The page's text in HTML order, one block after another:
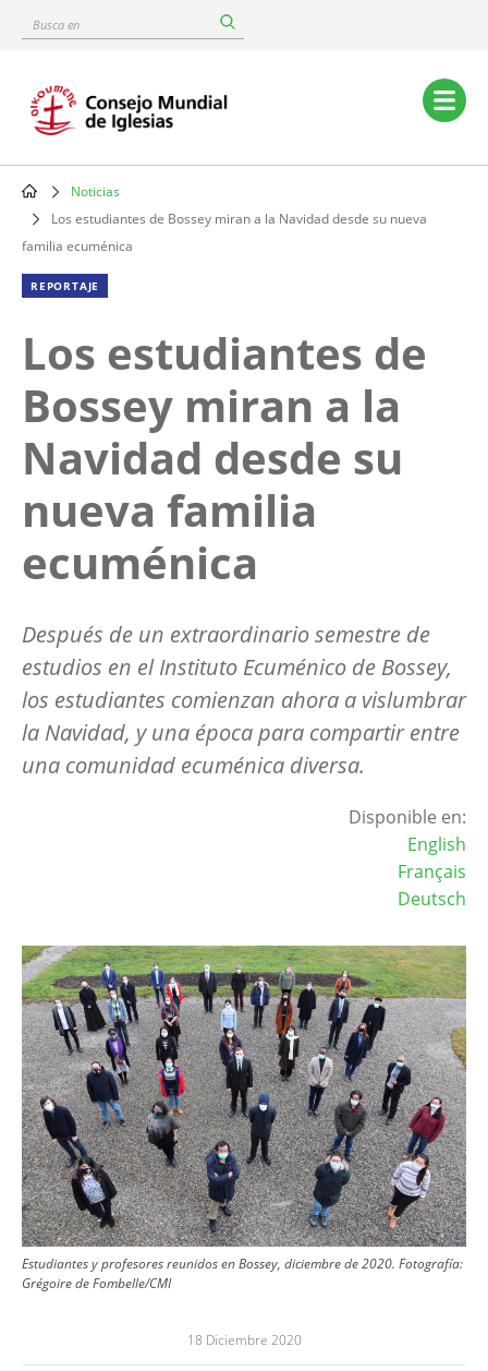
content
Busca
Main
navigation
Breadcrumb
Noticias
Los estudiantes de Bossey miran a la Navidad desde su nueva
familia ecuménica
REPORTAJE
Los estudiantes de
Bossey miran a la
Navidad desde su
nueva familia
ecuménica
Después de un extraordinario semestre de
estudios en el Instituto Ecuménico de Bossey,
los estudiantes comienzan ahora a vislumbrar
la Navidad, y una época para compartir entre
una comunidad ecuménica diversa.
Disponible en:
English
Français
Deutsch
Image
Estudiantes y profesores reunidos en Bossey, diciembre de 2020. Fotografía:
Grégoire de Fombelle/CMI
18 Diciembre 2020